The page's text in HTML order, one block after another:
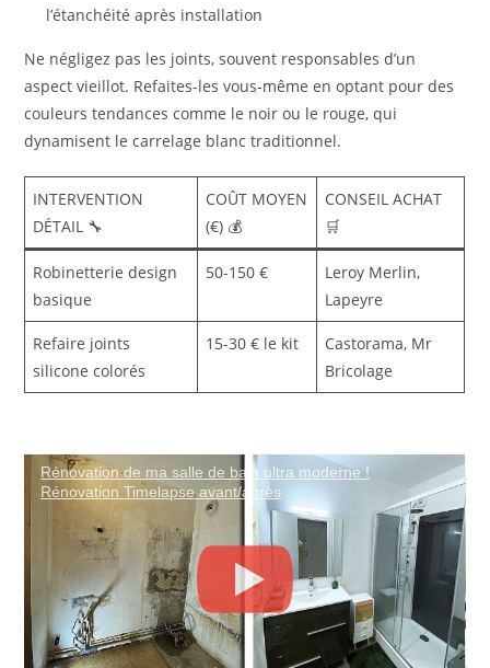
l’étanchéité après installation
Ne négligez pas les joints, souvent responsables d’un
aspect vieillot. Refaites-les vous-même en optant pour des
couleurs tendances comme le noir ou le rouge, qui
dynamisent le carrelage blanc traditionnel.
INTERVENTION
DÉTAIL 🔧
COÛT MOYEN
(€) 💰
CONSEIL ACHAT
🛒
Robinetterie design
basique
50-150 €
Leroy Merlin,
Lapeyre
Refaire joints
silicone colorés
15-30 € le kit
Castorama, Mr
Bricolage
Rénovation de ma salle de bain ultra moderne !
Rénovation Timelapse avant/après